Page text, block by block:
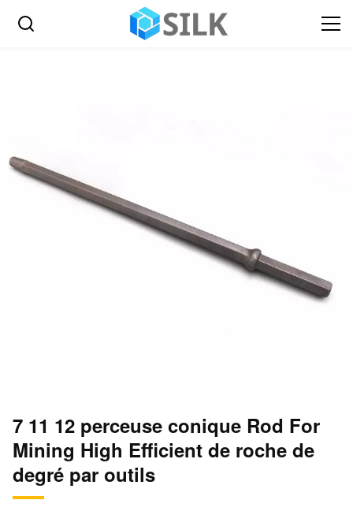
7 11 12 perceuse conique Rod For
Mining High Efficient de roche de
degré par outils